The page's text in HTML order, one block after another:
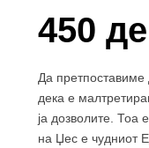
450
Да претпоставиме
дека е
ја дозволите. Тоа
на Џес е чудниот